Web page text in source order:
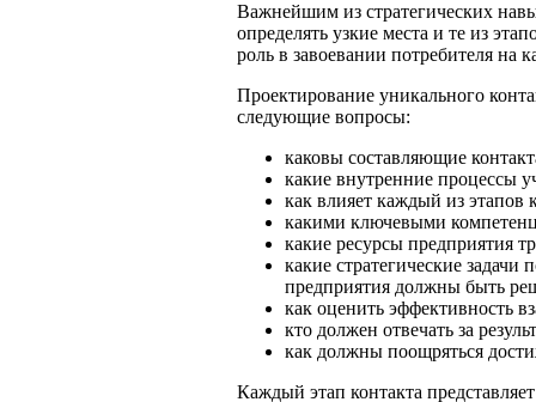
Важнейшим из стратегических
определять узкие места и те из
роль в завоевании потребителя на
Проектирование уникального
следующие вопросы:
каковы составляющие
какие внутренние процессы
как влияет каждый из этапов
какими ключевыми
какие ресурсы предприятия
какие стратегические
предприятия должны быть
как оценить эффективность
кто должен отвечать за
как должны поощряться
Каждый этап контакта